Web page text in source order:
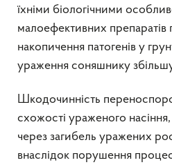
їхніми біологічними
малоефективних препаратів
накопичення патогенів у
ураження соняшнику
Шкодочинність
схожості ураженого насіння,
через загибель уражених
внаслідок порушення